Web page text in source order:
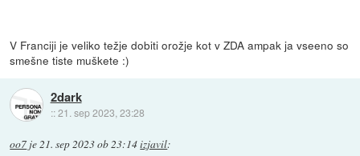
V Franciji je veliko težje dobiti orožje kot v ZDA ampak ja vseeno so
smešne tiste muškete :)
2dark
::21. sep 2023, 23:28
oo7 je21. sep 2023 ob 23:14izjavil: